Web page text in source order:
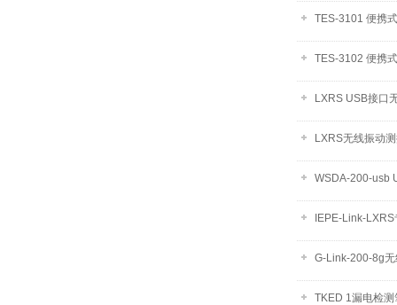
TES-3101 便携
TES-3102 便携
LXRS USB接口
LXRS无线振动
WSDA-200-usb
IEPE-Link-
G-Link-200-8g
TKED 1漏电检测